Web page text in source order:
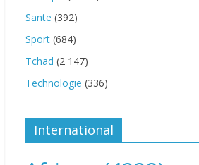
Sante (392)
Sport (684)
Tchad (2 147)
Technologie (336)
International